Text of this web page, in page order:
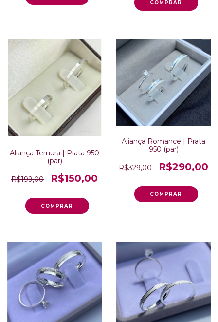
Aliança Ternura | Prata 950
(par)
R$199,00 R$150,00
Aliança Romance | Prata
950 (par)
R$329,00 R$290,00